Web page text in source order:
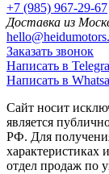
+7 (985) 967-29-67
Доставка из
Заказать звонок
Написать в
Написать в
Сайт носит
является
РФ. Для
характеристиках
отдел продаж по